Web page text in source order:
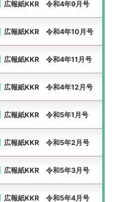
広報紙KKR 令和4年9月号
広報紙KKR 令和4年10月号
広報紙KKR 令和4年11月号
広報紙KKR 令和4年12月号
広報紙KKR 令和5年1月号
広報紙KKR 令和5年2月号
広報紙KKR 令和5年3月号
広報紙KKR 令和5年4月号